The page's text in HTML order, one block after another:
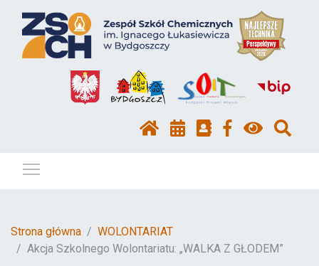
Strona główna
WOLONTARIAT
Akcja Szkolnego Wolontariatu: „WALKA Z GŁODEM”